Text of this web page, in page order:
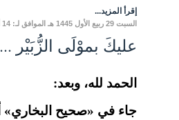
إقرأ المزيد...
السبت 29 ربيع الأول 1445 هـ الموافق لـ: 14 أكتوبر 2023 20:07
عليكَ بموْلَى الزُّبَيْر ...
الحمد لله، وبعد:
جاء في «صحيح البخاري»